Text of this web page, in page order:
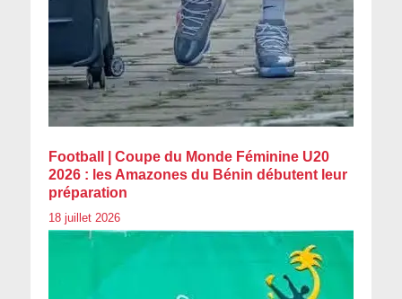
Football | Coupe du Monde Féminine U20
2026 : les Amazones du Bénin débutent leur
préparation
18 juillet 2026